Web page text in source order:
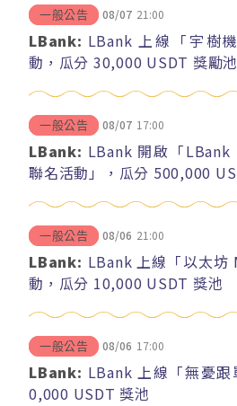
一般公告 08/07 21:00
LBank: LBank 上線「宇樹
動，瓜分 30,000 USDT 獎勵池
一般公告 08/07 17:00
LBank: LBank 開啟「
聯名活動」，瓜分 500,000
一般公告 08/06 21:00
LBank: LBank 上線「以太坊
動，瓜分 10,000 USDT 獎池
一般公告 08/06 17:00
LBank: LBank 上線「無憂
0,000 USDT 獎池